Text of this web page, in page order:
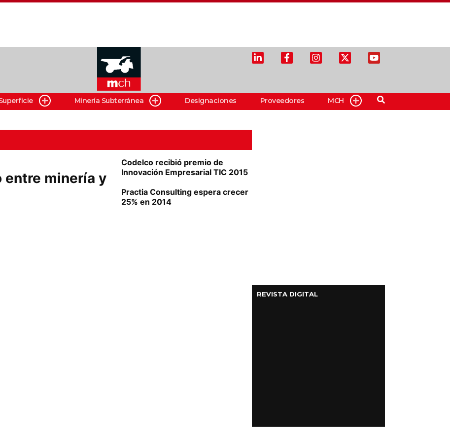
Minería Subterránea Designaciones Proveedores MCH
entre minería y
Codelco recibió premio de
Innovación Empresarial TIC 2015
Practia Consulting espera crecer
25% en 2014
REVISTA DIGITAL